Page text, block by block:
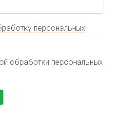
персональных
обработки персональных